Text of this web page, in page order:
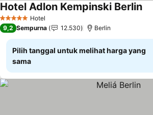
5 Bintang Hotel
Hotel Adlon Kempinski Berlin
9,2 Sempurna 12.530 Berlin
Pilih tanggal untuk melihat harga yang
sama